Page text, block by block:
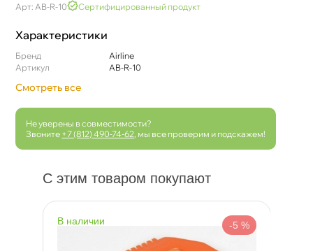
Арт: AB-R-10 Сертифицированный продукт
Характеристики
Бренд
Airline
Артикул
AB-R-10
Смотреть все
Не уверены в совместимости?
Звоните +7 (812) 490-74-62 , мы все проверим и подскажем!
С этим товаром покупают
наличии -5 %